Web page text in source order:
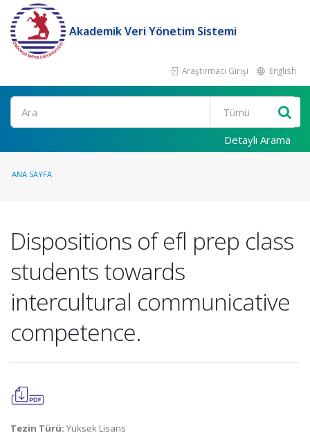
Akademik Veri Yönetim Sistemi
Araştırmacı Girişi English
Ara
Detaylı Arama
ANA SAYFA
Dispositions of efl prep class
students towards
intercultural communicative
competence.
Tezin Türü: Yüksek Lisans